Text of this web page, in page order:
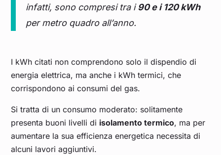
infatti, sono compresi tra i90 e i 120 kWh
per metro quadro all’anno.
I kWh citati non comprendono solo il dispendio di
energia elettrica, ma anche i kWh termici, che
corrispondono ai consumi del gas.
Si tratta di un consumo moderato: solitamente
presenta buoni livelli di isolamento termico, ma per
aumentare la sua efficienza energetica necessita di
alcuni lavori aggiuntivi.